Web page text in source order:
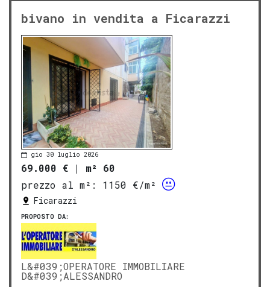
bivano in vendita a Ficarazzi
gio 30 luglio 2026
69.000 € | m² 60
prezzo al m²:
1150 €/m²
Ficarazzi
PROPOSTO DA:
L&#039;OPERATORE IMMOBILIARE
D&#039;ALESSANDRO